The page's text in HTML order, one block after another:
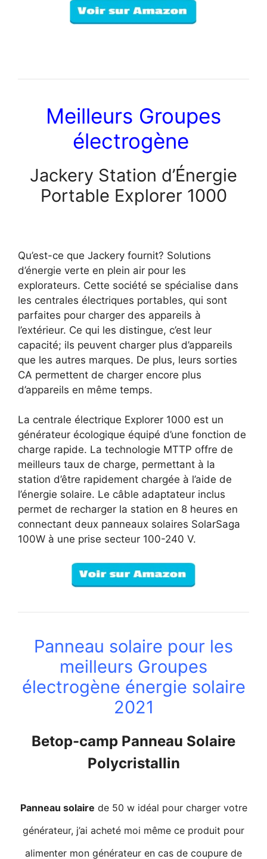
Meilleurs Groupes
électrogène
Jackery Station d’Énergie
Portable Explorer 1000
Qu’est-ce que Jackery fournit? Solutions
d’énergie verte en plein air pour les
explorateurs. Cette société se spécialise dans
les centrales électriques portables, qui sont
parfaites pour charger des appareils à
l’extérieur. Ce qui les distingue, c’est leur
capacité; ils peuvent charger plus d’appareils
que les autres marques. De plus, leurs sorties
CA permettent de charger encore plus
d’appareils en même temps.
La centrale électrique Explorer 1000 est un
générateur écologique équipé d’une fonction de
charge rapide. La technologie MTTP offre de
meilleurs taux de charge, permettant à la
station d’être rapidement chargée à l’aide de
l’énergie solaire. Le câble adaptateur inclus
permet de recharger la station en 8 heures en
connectant deux panneaux solaires SolarSaga
100W à une prise secteur 100-240 V.
Panneau solaire pour les
meilleurs Groupes
électrogène énergie solaire
2021
Betop-camp Panneau Solaire
Polycristallin
Panneau solaire de 50 w idéal pour charger votre
générateur, j’ai acheté moi même ce produit pour
alimenter mon générateur en cas de coupure de